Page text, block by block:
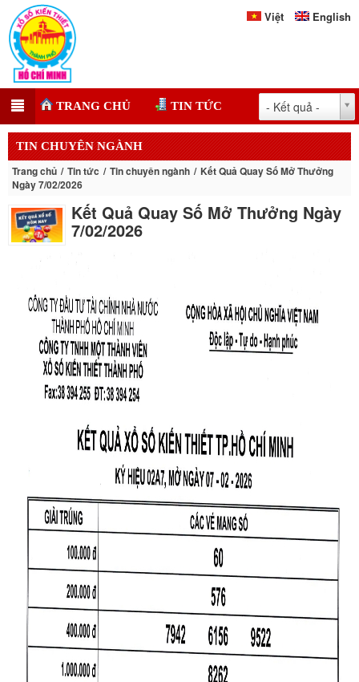
Việt English
TRANG CHỦ TIN TỨC - Kết quả -
TIN CHUYÊN NGÀNH
Trang chủ Tin tức Tin chuyên ngành
Kết Quả Quay Số Mở Thưởng
Ngày 7/02/2026
Kết Quả Quay Số Mở Thưởng Ngày
7/02/2026